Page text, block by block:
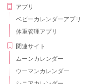
アプリ
ベビーカレンダーアプリ
体重管理アプリ
関連サイト
ムーンカレンダー
ウーマンカレンダー